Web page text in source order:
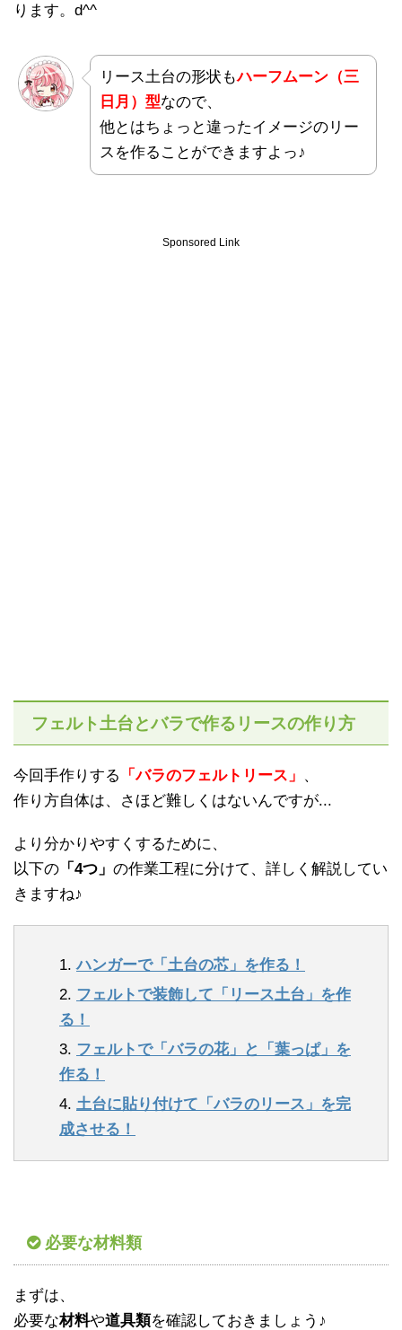
ります。d^^
リース土台の形状もハーフムーン（三
日月）型なので、
他とはちょっと違ったイメージのリー
スを作ることができますよっ♪
Sponsored Link
フェルト土台とバラで作るリースの作り方
今回手作りする 「バラのフェルトリース」 、
作り方自体は、さほど難しくはないんですが...
より分かりやすくするために、
以下の 「4つ」 の作業工程に分けて、詳しく解説してい
きますね♪
1.ハンガーで「土台の芯」を作る！
2. フェルトで装飾して「リース土台」を作
る！
3. フェルトで「バラの花」と「葉っぱ」を
作る！
4. 土台に貼り付けて「バラのリース」を完
成させる！
必要な材料類
まずは、
必要な材料や道具類を確認しておきましょう♪